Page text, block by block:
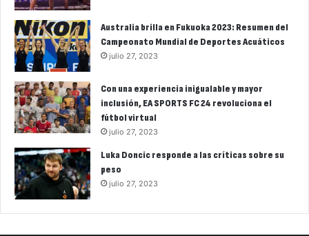
Australia brilla en Fukuoka 2023: Resumen del
Campeonato Mundial de Deportes Acuáticos
julio 27, 2023
Con una experiencia inigualable y mayor
inclusión, EA SPORTS FC 24 revoluciona el
fútbol virtual
julio 27, 2023
Luka Doncic responde a las críticas sobre su
peso
julio 27, 2023